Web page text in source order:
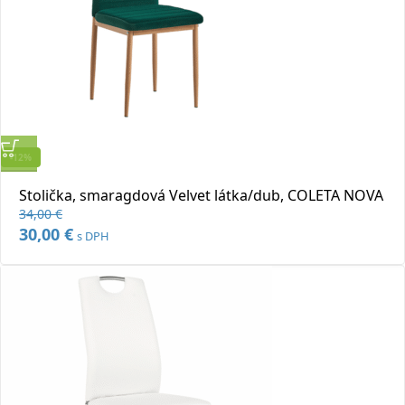
-12%
Pridať do obľúbených
Stolička, smaragdová Velvet látka/dub, COLETA NOVA
34,00€
Pôvodná
30,00 €Aktuálna
s DPH